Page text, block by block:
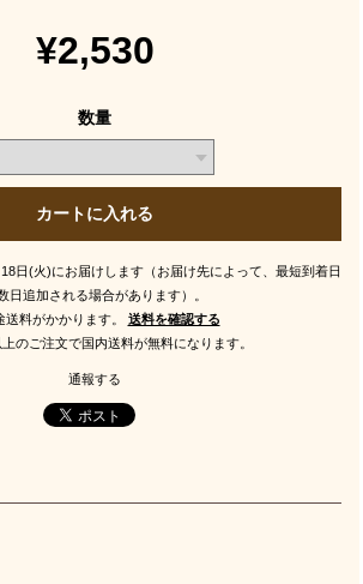
¥2,530
数量
カートに入れる
日(火)にお届けします（お届け先によって、最短到着日
日追加される場合があります）。
料がかかります。
送料を確認する
のご注文で国内送料が無料になります。
通報する